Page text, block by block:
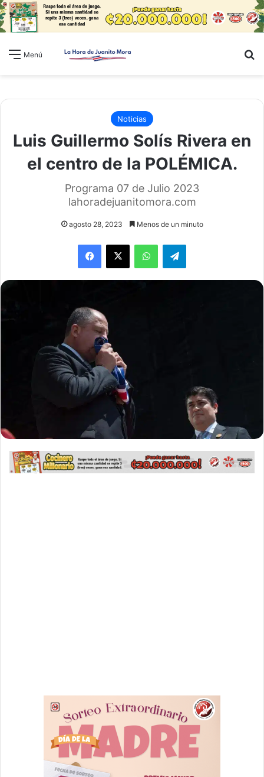
Menú
Noticias
Luis Guillermo Solís Rivera en
el centro de la POLÉMICA.
Programa 07 de Julio 2023
lahoradejuanitomora.com
agosto 28, 2023 Menos de un minuto
WhatsAppTelegram